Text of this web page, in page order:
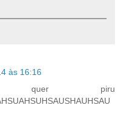
às 16:16
quer piru